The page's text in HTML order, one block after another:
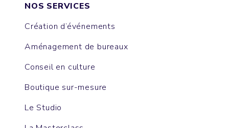
NOS SERVICES
Création d’événements
Aménagement de bureaux
Conseil en culture
Boutique sur-mesure
Le Studio